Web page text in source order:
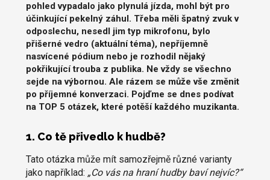
pohled vypadalo jako plynulá jízda, mohl být pro
účinkující pekelný záhul. Třeba měli špatný zvuk v
odposlechu, nesedl jim typ mikrofonu, bylo
přišerné vedro (aktuální téma), nepříjemně
nasvícené pódium nebo je rozhodil nějaký
pokřikující trouba z publika. Ne vždy se všechno
sejde na výbornou. Ale rázem se může vše změnit
po příjemné konverzaci. Pojďme se dnes podívat
na TOP 5 otázek, které potěší každého muzikanta.
1. Co tě přivedlo k hudbě?
Tato otázka může mít samozřejmě různé varianty
jako například: „Co vás na hraní hudby baví nejvíc?“